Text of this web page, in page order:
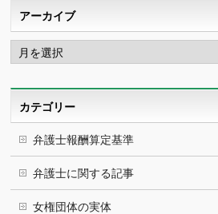
アーカイブ
ア
ー
カ
カテゴリー
弁護士報酬算定基準
弁護士に関する記事
女権団体の実体